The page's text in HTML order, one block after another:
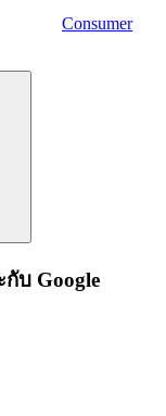
Consumer
บ Google